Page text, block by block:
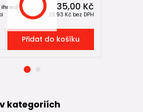
35,00 Kč
28,93 Kč bez DPH
ihned
Přidat do košíku
kategoriích